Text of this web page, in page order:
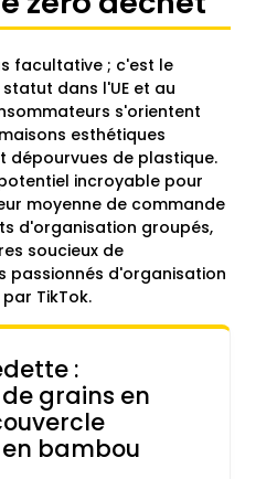
facultative ; c'est le
dans l'UE et au
s'orientent
esthétiques
dépourvues de plastique.
incroyable pour
moyenne de commande
d'organisation groupés,
soucieux de
passionnés d'organisation
TikTok.
:
grains en
bambou